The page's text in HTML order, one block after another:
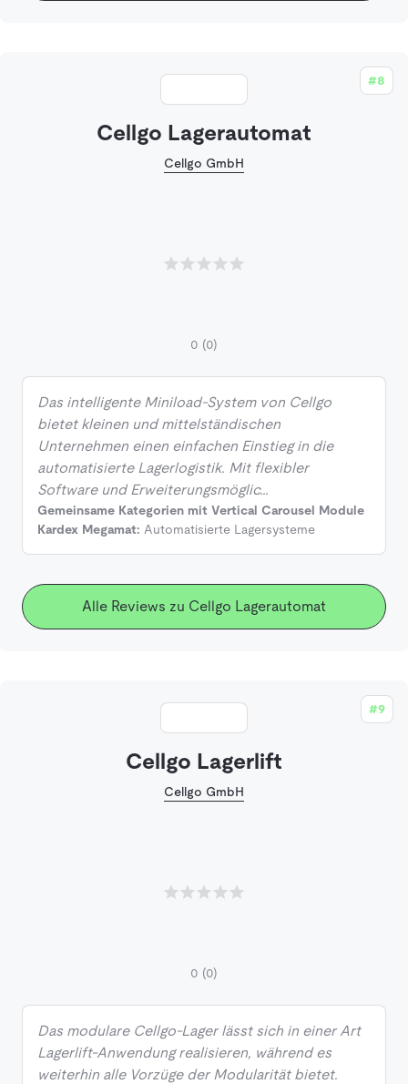
#8
Cellgo Lagerautomat
Cellgo GmbH
0 (0)
Das intelligente Miniload-System von Cellgo
bietet kleinen und mittelständischen
Unternehmen einen einfachen Einstieg in die
automatisierte Lagerlogistik. Mit flexibler
Software und Erweiterungsmöglic…
Gemeinsame Kategorien mit Vertical Carousel Module
Kardex Megamat: Automatisierte Lagersysteme
Alle Reviews zu Cellgo Lagerautomat
#9
Cellgo Lagerlift
Cellgo GmbH
0 (0)
Das modulare Cellgo-Lager lässt sich in einer Art
Lagerlift-Anwendung realisieren, während es
weiterhin alle Vorzüge der Modularität bietet.